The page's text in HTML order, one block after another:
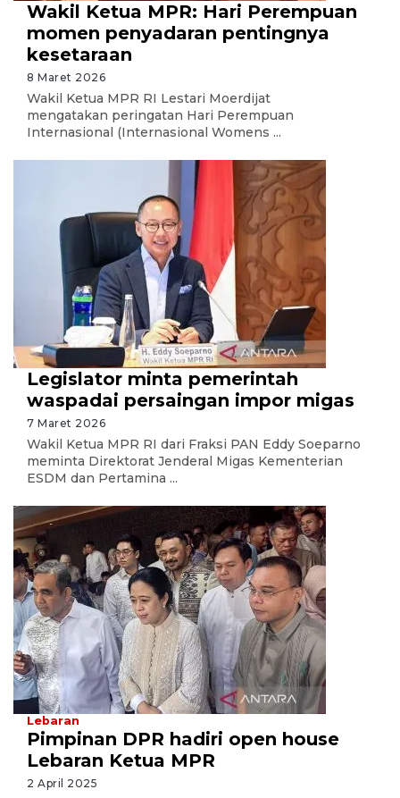
Wakil Ketua MPR: Hari Perempuan
momen penyadaran pentingnya
kesetaraan
8 Maret 2026
Wakil Ketua MPR RI Lestari Moerdijat
mengatakan peringatan Hari Perempuan
Internasional (Internasional Womens ...
Legislator minta pemerintah
waspadai persaingan impor migas
7 Maret 2026
Wakil Ketua MPR RI dari Fraksi PAN Eddy Soeparno
meminta Direktorat Jenderal Migas Kementerian
ESDM dan Pertamina ...
Lebaran
Pimpinan DPR hadiri open house
Lebaran Ketua MPR
2 April 2025